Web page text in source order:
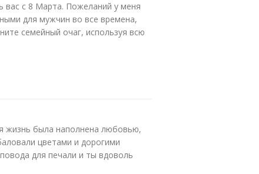
вас с 8 Марта. Пожеланий у меня
для мужчин во все времена,
семейный очаг, используя всю
жизнь была наполнена любовью,
цветами и дорогими
для печали и ты вдоволь